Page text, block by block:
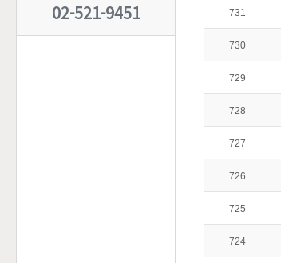
02-521-9451 731
730
729
728
727
726
725
724